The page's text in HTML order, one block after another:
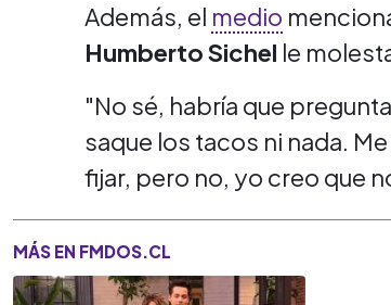
Además, el medio
Humberto Sichel le
"No sé, habría que
saque los tacos ni nada.
fijar, pero no, yo creo que
MÁS EN FMDOS.CL